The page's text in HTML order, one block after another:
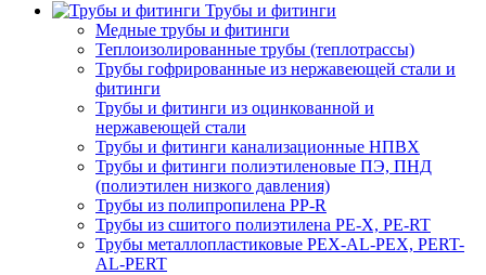
Трубы и фитинги
Медные трубы и фитинги
Теплоизолированные трубы (теплотрассы)
Трубы гофрированные из нержавеющей стали и
фитинги
Трубы и фитинги из оцинкованной и
нержавеющей стали
Трубы и фитинги канализационные НПВХ
Трубы и фитинги полиэтиленовые ПЭ, ПНД
(полиэтилен низкого давления)
Трубы из полипропилена PP-R
Трубы из сшитого полиэтилена PE-X, PE-RT
Трубы металлопластиковые PEX-AL-PEX, PERT-
AL-PERT